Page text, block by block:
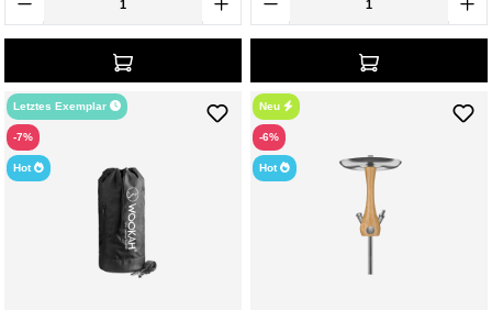
Letztes Exemplar
-7%
Hot
Neu
-6%
Hot